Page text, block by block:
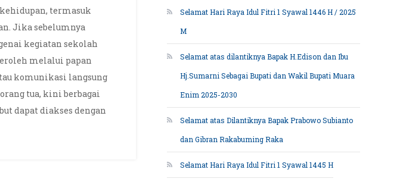
termasuk
Jika sebelumnya
kegiatan sekolah
melalui papan
komunikasi langsung
tua, kini berbagai
dapat diakses dengan
Selamat Hari Raya Idul Fitri 1 Syawal 1446 H / 2025
M
Selamat atas dilantiknya Bapak H.Edison dan Ibu
Hj.Sumarni Sebagai Bupati dan Wakil Bupati Muara
Enim 2025-2030
Selamat atas Dilantiknya Bapak Prabowo Subianto
dan Gibran Rakabuming Raka
Selamat Hari Raya Idul Fitri 1 Syawal 1445 H